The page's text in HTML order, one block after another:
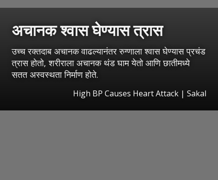
अचानक श्वास घेण्यास त्रास
उच्च रक्तदाब अचानक वाढल्यानंतर रुग्णाला श्वास घेण्यास प्रचंड
त्रास होतो, शरीराला अचानक थंड घाम येतो आणि छातीमध्ये
सतत अस्वस्थता निर्माण होते.
High BP Causes Heart Attack | Sakal